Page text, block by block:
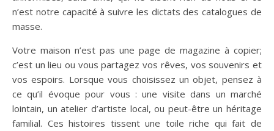
n’est notre capacité à suivre les dictats des catalogues de
masse.
Votre maison n’est pas une page de magazine à copier;
c’est un lieu ou vous partagez vos rêves, vos souvenirs et
vos espoirs. Lorsque vous choisissez un objet, pensez à
ce qu’il évoque pour vous : une visite dans un marché
lointain, un atelier d’artiste local, ou peut-être un héritage
familial. Ces histoires tissent une toile riche qui fait de